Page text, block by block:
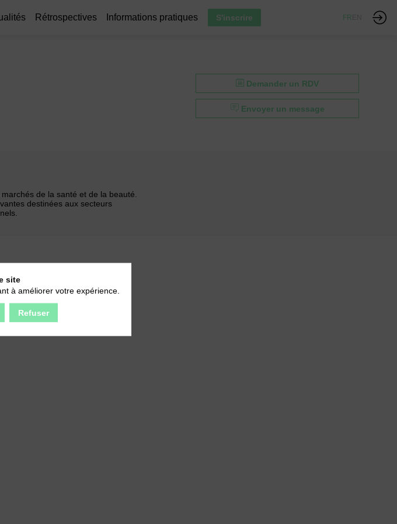
Rétrospectives Informations pratiques S'inscrire FR
Demander un RDV
Envoyer un message
de la santé et de la beauté.
destinées aux secteurs
site
à améliorer votre expérience.
Refuser